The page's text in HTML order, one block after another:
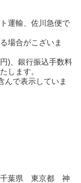
運輸、佐川急便で
場合がこざいま
)、銀行振込手数料
します。
んで表示していま
葉県 東京都 神